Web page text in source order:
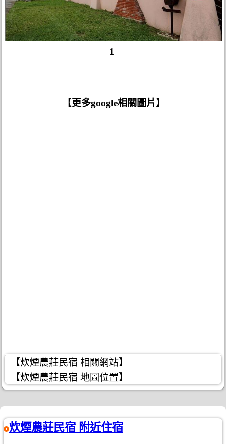
1
【 更多google相關圖片 】
【炊煙農莊民宿 相關網站】
【炊煙農莊民宿 地圖位置】
炊煙農莊民宿 附近住宿